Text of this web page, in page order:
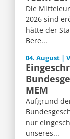
Die
2026 sind
hätte der
Bere...
04. August |
MEM
Aufgrund
nur
unseres...